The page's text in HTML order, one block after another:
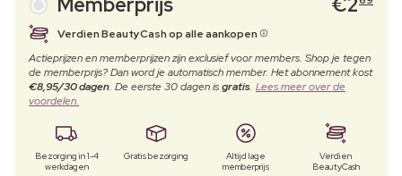
Verdien BeautyCash op alle aankopen
Actieprijzen en memberprijzen zijn exclusief voor members. Shop je tegen
de memberprijs? Dan word je automatisch member. Het abonnement kost
€8,95/30 dagen. De eerste 30 dagen isgratis. Lees meer over de
voordelen.
Bezorging in 1-4
werkdagen
Gratis bezorging
Altijd lage
memberprijs
Verdien
BeautyCash